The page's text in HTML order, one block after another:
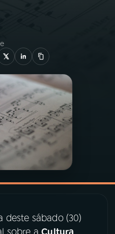
deste sábado (30)